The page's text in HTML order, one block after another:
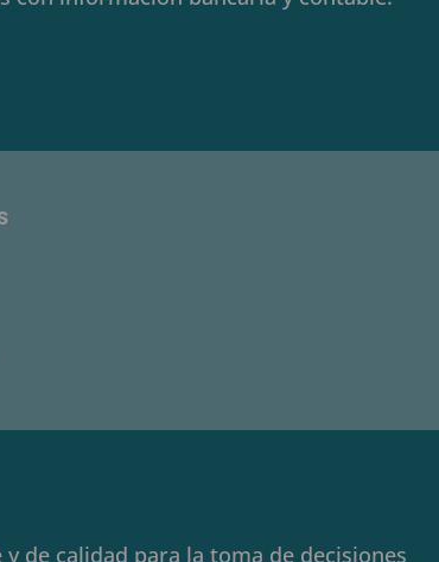
de calidad para la toma de decisiones